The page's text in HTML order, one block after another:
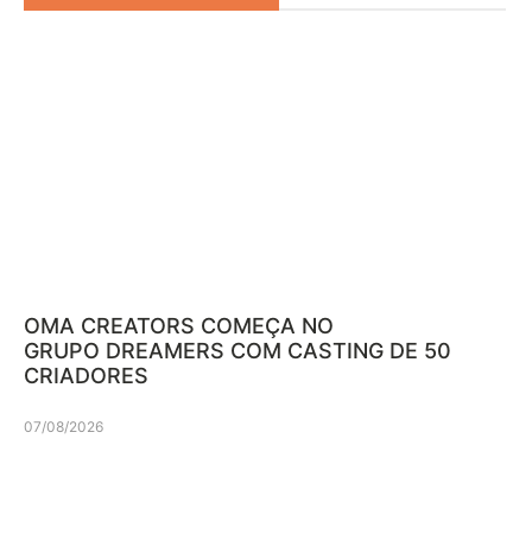
OMA CREATORS COMEÇA NO
GRUPO DREAMERS COM CASTING DE 50
CRIADORES
07/08/2026